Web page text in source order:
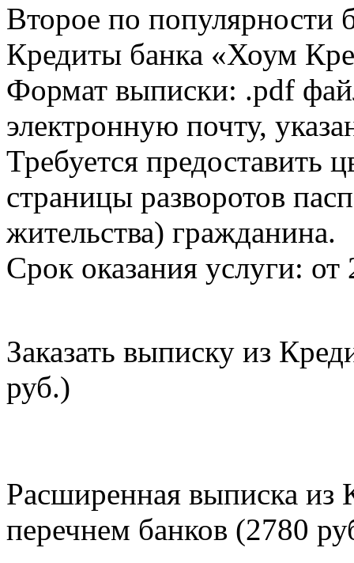
Второе по популярности
Кредиты банка «Хоум
Формат выписки: .pdf
электронную почту,
Требуется предоставить
страницы разворотов
жительства) гражданина.
Срок оказания услуги: от
Заказать выписку из
руб.)
Расширенная выписка из
перечнем банков (2780